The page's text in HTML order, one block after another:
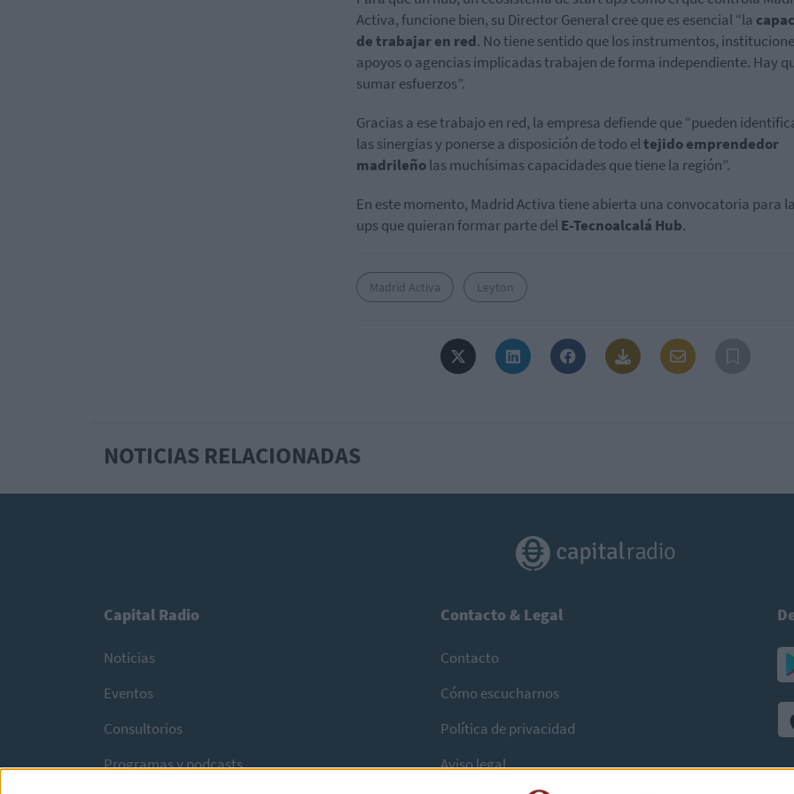
Activa, funcione bien, su Director General cree que es esencial “la
de trabajar en red. No tiene sentido que los instrumentos,
apoyos o agencias implicadas trabajen de forma independiente. Hay
sumar esfuerzos”.
Gracias a ese trabajo en red, la empresa defiende que “pueden
las sinergias y ponerse a disposición de todo eltejido emprendedor
madrileñolas muchísimas capacidades que tiene la región”.
En este momento, Madrid Activa tiene abierta una convocatoria para
ups que quieran formar parte delE-Tecnoalcalá Hub.
Madrid Activa Leyton
NOTICIAS RELACIONADAS
Capital Radio
Noticias
Eventos
Consultorios
Programas y podcasts
Contacto & Legal
Contacto
Cómo escucharnos
Política de privacidad
Aviso legal